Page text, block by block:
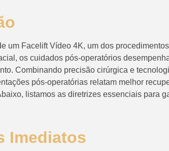
um Facelift Vídeo 4K, um dos
os cuidados pós-operatórios
Combinando precisão cirúrgica e
pós-operatórias relatam melhor
listamos as diretrizes essenciais para
Imediatos